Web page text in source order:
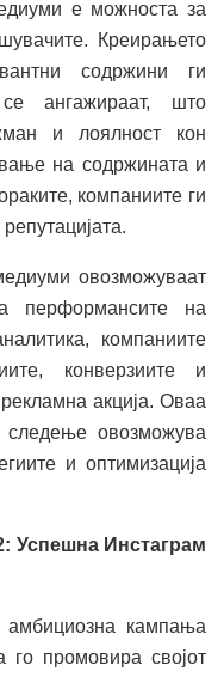
е можноста за
Креирањето
содржини ги
ангажираат, што
и лоялност кон
на содржината и
компаниите ги
овозможуваат
перформансите на
компаниите
конверзиите и
акција. Оваа
овозможува
и оптимизација
Успешна Инстаграм
кампања
промовира својот